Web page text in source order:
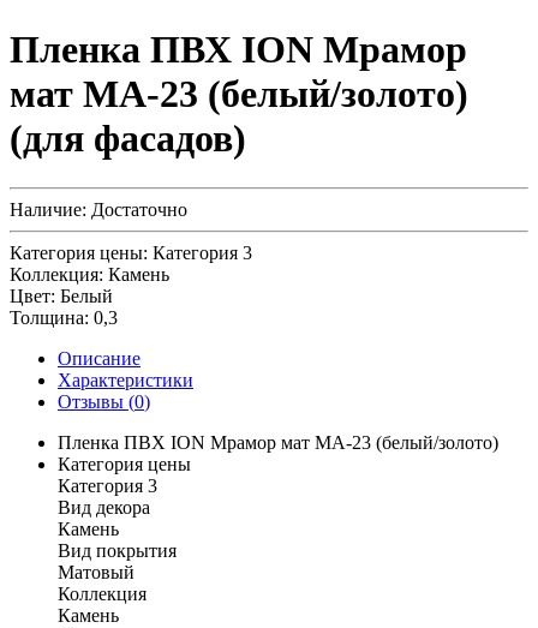
Пленка ПВХ ION Мрамор
мат MA-23 (белый/золото)
(для фасадов)
Наличие: Достаточно
Категория цены: Категория 3
Коллекция: Камень
Цвет: Белый
Толщина: 0,3
Описание
Характеристики
Отзывы (0)
Пленка ПВХ ION Мрамор мат MA-23 (белый/золото)
Категория цены
Категория 3
Вид декора
Камень
Вид покрытия
Матовый
Коллекция
Камень